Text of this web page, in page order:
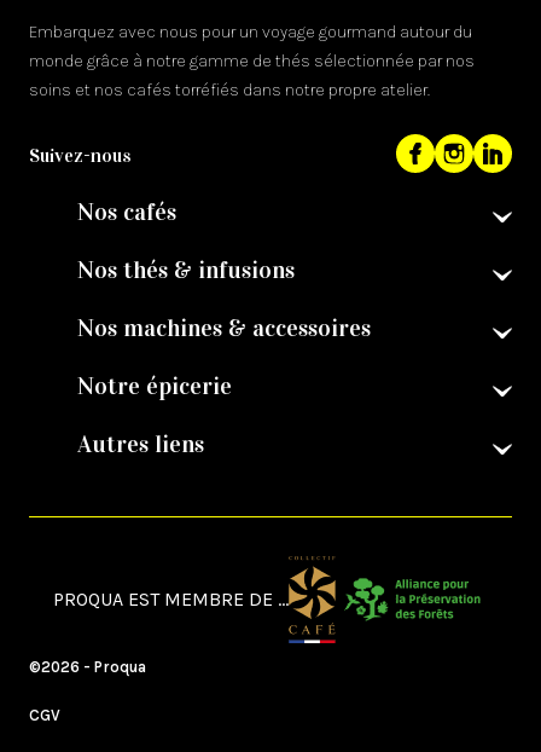
Embarquez avec nous pour un voyage gourmand autour du
monde grâce à notre gamme de thés sélectionnée par nos
soins et nos cafés torréfiés dans notre propre atelier.
Suivez-nous
Nos cafés
Nos thés & infusions
Nos machines & accessoires
Notre épicerie
Autres liens
PROQUA EST MEMBRE DE ...
©2026 - Proqua
CGV